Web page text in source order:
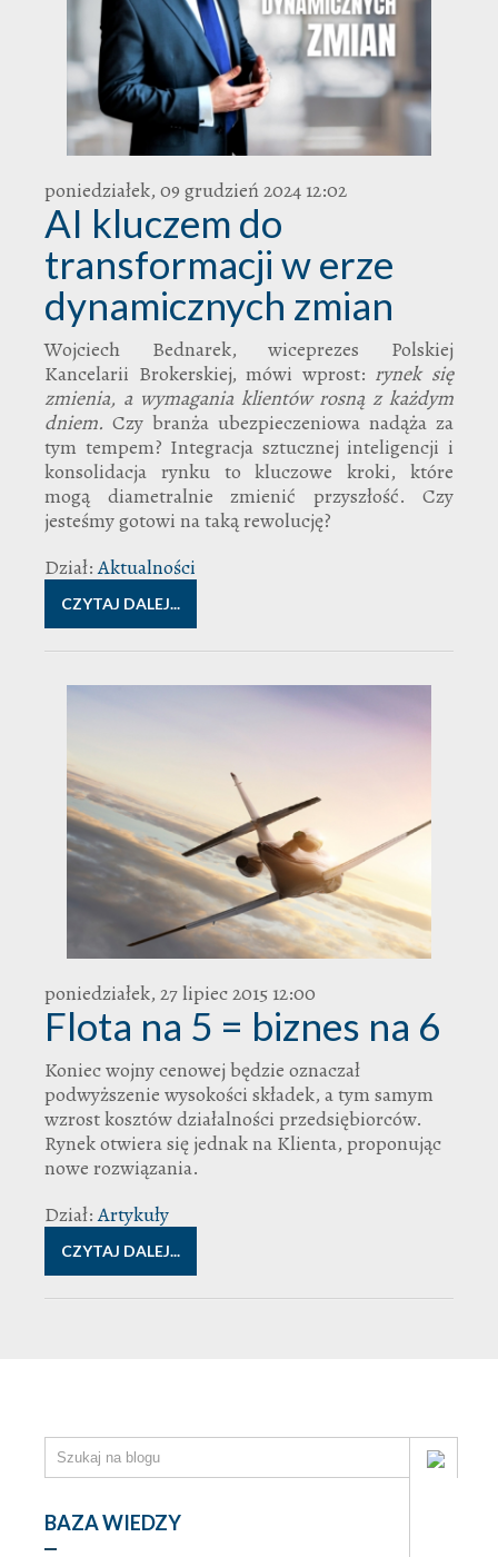
poniedziałek, 09 grudzień 2024 12:02
AI kluczem do
transformacji w erze
dynamicznych zmian
Wojciech Bednarek, wiceprezes Polskiej
Kancelarii Brokerskiej, mówi wprost: rynek się
zmienia, a wymagania klientów rosną z każdym
dniem. Czy branża ubezpieczeniowa nadąża za
tym tempem? Integracja sztucznej inteligencji i
konsolidacja rynku to kluczowe kroki, które
mogą diametralnie zmienić przyszłość. Czy
jesteśmy gotowi na taką rewolucję?
Dział: Aktualności
CZYTAJ DALEJ...
poniedziałek, 27 lipiec 2015 12:00
Flota na 5 = biznes na 6
Koniec wojny cenowej będzie oznaczał
podwyższenie wysokości składek, a tym samym
wzrost kosztów działalności przedsiębiorców.
Rynek otwiera się jednak na Klienta, proponując
nowe rozwiązania.
Dział: Artykuły
CZYTAJ DALEJ...
BAZA WIEDZY